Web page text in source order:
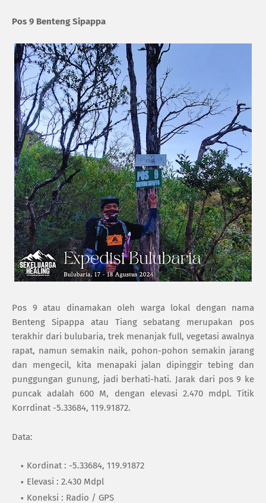
Pos 9 Benteng Sipappa
Pos 9 atau dinamakan oleh warga lokal dengan nama
Benteng Sipappa atau Tiang sebatang merupakan pos
terakhir dari bulubaria, trek menanjak full, vegetasi awalnya
rapat, namun semakin naik, pohon-pohon semakin jarang
dan mengecil, kita menapaki jalan dipinggir tebing dan
punggungan gunung, jadi berhati-hati. Jarak dari pos 9 ke
puncak adalah 600 M, dengan elevasi 2.470 mdpl. Titik
Korrdinat -5.33684, 119.91872.
Data:
Kordinat : -5.33684, 119.91872
Elevasi : 2.430 Mdpl
Koneksi : Radio / GPS